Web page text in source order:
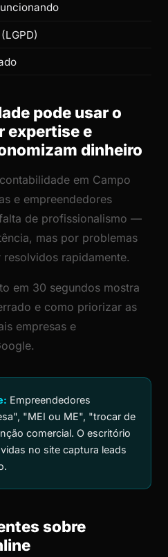
pode usar o
expertise e
dinheiro
em Campo
e empreendedores
de profissionalismo —
mas por problemas
rapidamente.
em 30 segundos mostra
e como priorizar as
empresas e
Empreendedores
"MEI ou ME", "trocar de
comercial. O escritório
no site captura leads
sobre